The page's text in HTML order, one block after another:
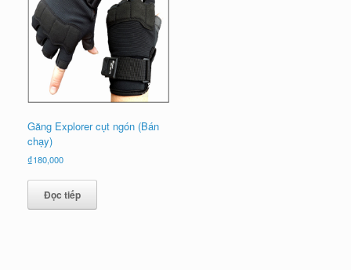
Găng Explorer cụt ngón (Bán
chạy)
₫180,000
Đọc tiếp